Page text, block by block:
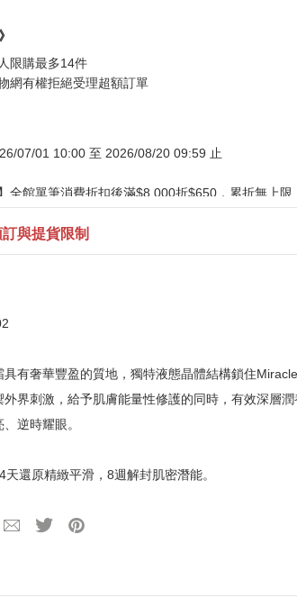
限購最多14件
網有權拒絕受理超額訂單
07/01 10:00 至 2026/08/20 09:59 止
全館單筆消費折扣後滿$8,000折$650，累折無上限
消費不限金額，贈小學生課本小圓鏡
全館單筆消費折扣後滿$6,000，贈小學生課本娃娃
可折抵
惠》
信用卡優惠指南
期，無法部分退換貨，須整筆刷退後重新購買
系統顯示為準
明》
統自動計算是否達到滿額優惠門檻，以系統計算為準
與提貨限制
具有奢華豐盈的質地，獨特液態晶體結構鎖住
界刺激，給予肌膚能量性修護的同時，有效深層
逆時耀眼。
還原精緻平滑，8週解封肌密潛能。
何季節。